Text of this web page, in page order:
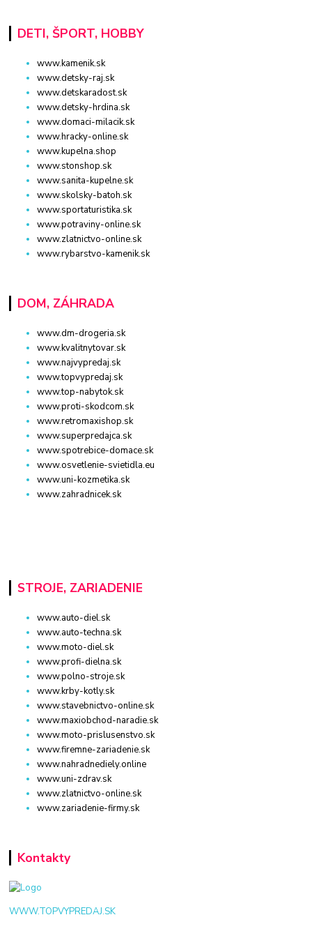
DETI, ŠPORT, HOBBY
www.kamenik.sk
www.detsky-raj.sk
www.detskaradost.sk
www.detsky-hrdina.sk
www.domaci-milacik.sk
www.hracky-online.sk
www.kupelna.shop
www.stonshop.sk
www.sanita-kupelne.sk
www.skolsky-batoh.sk
www.sportaturistika.sk
www.potraviny-online.sk
www.zlatnictvo-online.sk
www.rybarstvo-kamenik.sk
DOM, ZÁHRADA
www.dm-drogeria.sk
www.kvalitnytovar.sk
www.najvypredaj.sk
www.topvypredaj.sk
www.top-nabytok.sk
www.proti-skodcom.sk
www.retromaxishop.sk
www.superpredajca.sk
www.spotrebice-domace.sk
www.osvetlenie-svietidla.eu
www.uni-kozmetika.sk
www.zahradnicek.sk
STROJE, ZARIADENIE
www.auto-diel.sk
www.auto-techna.sk
www.moto-diel.sk
www.profi-dielna.sk
www.polno-stroje.sk
www.krby-kotly.sk
www.stavebnictvo-online.sk
www.maxiobchod-naradie.sk
www.moto-prislusenstvo.sk
www.firemne-zariadenie.sk
www.nahradnediely.online
www.uni-zdrav.sk
www.zlatnictvo-online.sk
www.zariadenie-firmy.sk
Kontakty
WWW.TOPVYPREDAJ.SK